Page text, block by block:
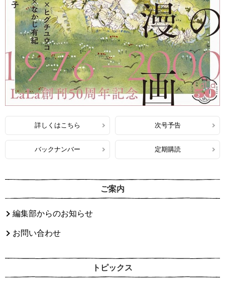
詳しくはこちら 次号予告
バックナンバー 定期購読
ご案内
編集部からのお知らせ
お問い合わせ
トピックス